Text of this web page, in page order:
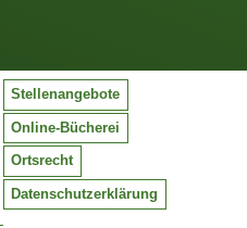
Stellenangebote
Online-Bücherei
Ortsrecht
Datenschutzerklärung